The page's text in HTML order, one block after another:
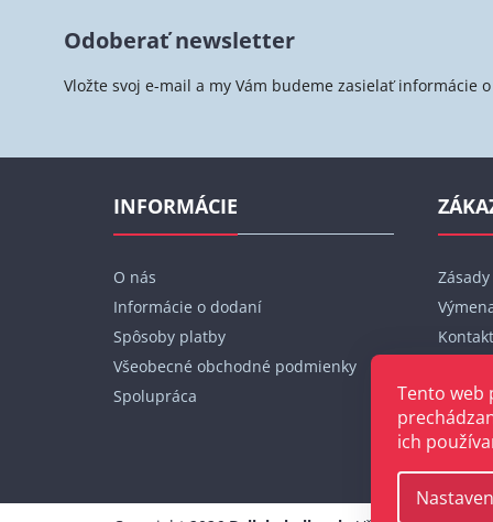
Tento web
ich
Odoberať newsletter
Vložte svoj e-mail a my Vám budeme zasielať informácie
e
INFORMÁCIE
O nás
Informácie o dodaní
Spôsoby platby
Všeobecné obchodné podmienky
Spolupráca